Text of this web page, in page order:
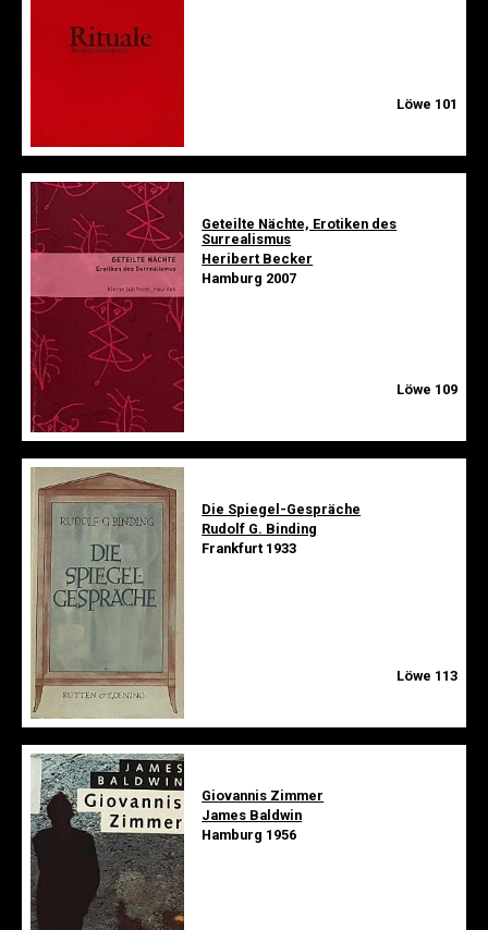
Löwe 101
Geteilte Nächte, Erotiken des
Surrealismus
Heribert Becker
Hamburg 2007
Löwe 109
Die Spiegel-Gespräche
Rudolf G. Binding
Frankfurt 1933
Löwe 113
Giovannis Zimmer
James Baldwin
Hamburg 1956